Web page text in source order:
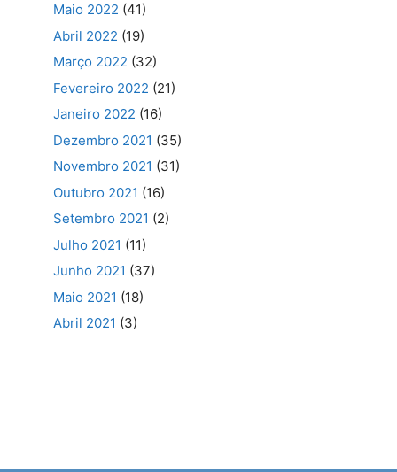
Maio 2022 (41)
Abril 2022 (19)
Março 2022 (32)
Fevereiro 2022 (21)
Janeiro 2022 (16)
Dezembro 2021 (35)
Novembro 2021 (31)
Outubro 2021 (16)
Setembro 2021 (2)
Julho 2021 (11)
Junho 2021 (37)
Maio 2021 (18)
Abril 2021 (3)